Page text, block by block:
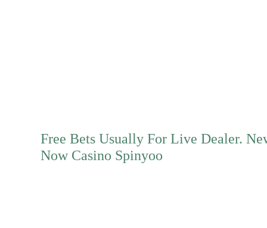
Free Bets Usually For Live Dealer.
Now Casino Spinyoo